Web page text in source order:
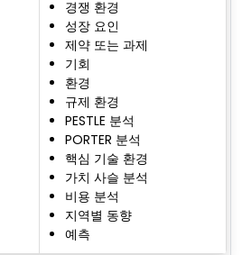
경쟁 환경
성장 요인
제약 또는 과제
기회
환경
규제 환경
PESTLE 분석
PORTER 분석
핵심 기술 환경
가치 사슬 분석
비용 분석
지역별 동향
예측